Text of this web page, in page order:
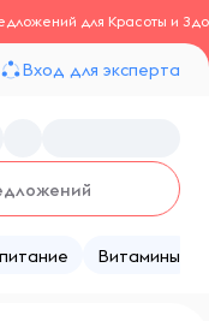
для Красоты и
Вход для эксперта
Витамины